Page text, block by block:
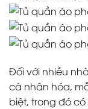
Đối với nhiều
cá nhân hóa,
biệt, trong đó